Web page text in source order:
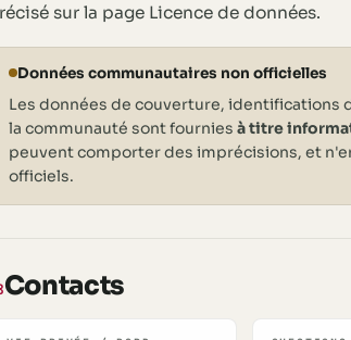
sur la page Licence de données.
Données communautaires non officielles
Les données de couverture, identifications
la communauté sont fournies à titre
peuvent comporter des imprécisions, et
officiels.
Contacts